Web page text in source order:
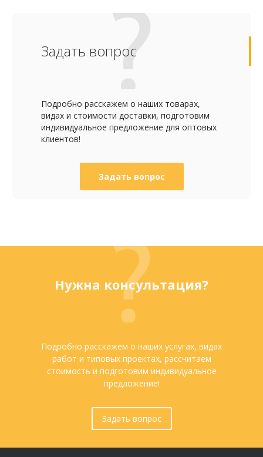
Задать вопрос
Подробно расскажем о наших товарах,
видах и стоимости доставки, подготовим
индивидуальное предложение для оптовых
клиентов!
Задать вопрос
Нужна консультация?
Подробно расскажем о наших услугах, видах
работ и типовых проектах, рассчитаем
стоимость и подготовим индивидуальное
предложение!
Задать вопрос